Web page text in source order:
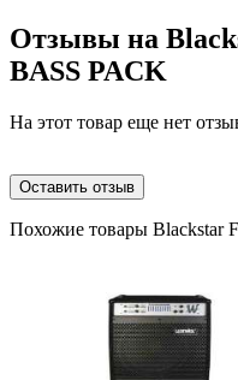
Отзывы на
BASS PACK
На этот товар еще нет
Оставить отзыв
Похожие товары Blackstar